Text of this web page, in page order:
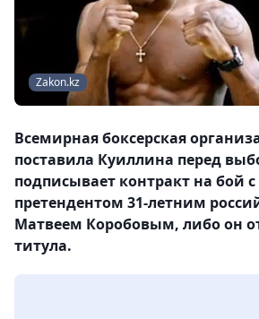
Zakon.kz
Всемирная боксерская
поставила Куиллина перед
подписывает контракт на бой
претендентом 31-летним
Матвеем Коробовым, либо он
титула.